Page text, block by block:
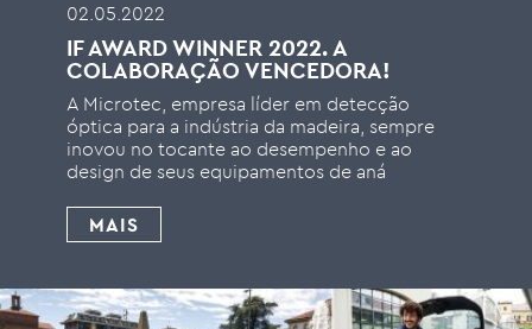
02.05.2022
IF AWARD WINNER 2022. A
COLABORAÇÃO VENCEDORA!
A Microtec, empresa líder em detecção
óptica para a indústria da madeira, sempre
inovou no tocante ao desempenho e ao
design de seus equipamentos de aná
MAIS